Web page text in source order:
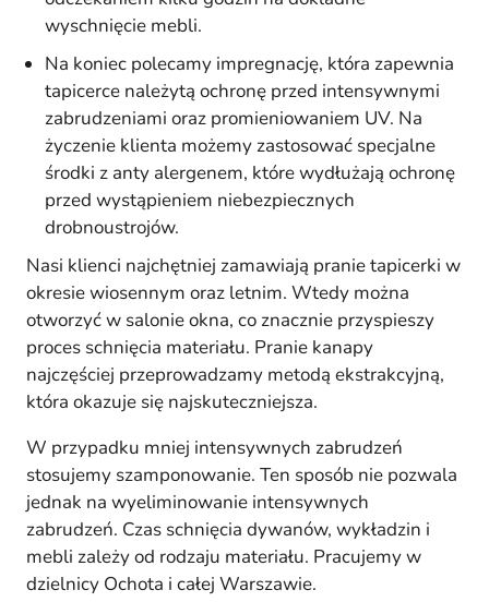
wyschnięcie mebli.
Na koniec polecamy impregnację, która zapewnia
tapicerce należytą ochronę przed intensywnymi
zabrudzeniami oraz promieniowaniem UV. Na
życzenie klienta możemy zastosować specjalne
środki z anty alergenem, które wydłużają ochronę
przed wystąpieniem niebezpiecznych
drobnoustrojów.
Nasi klienci najchętniej zamawiają pranie tapicerki w
okresie wiosennym oraz letnim. Wtedy można
otworzyć w salonie okna, co znacznie przyspieszy
proces schnięcia materiału. Pranie kanapy
najczęściej przeprowadzamy metodą ekstrakcyjną,
która okazuje się najskuteczniejsza.
W przypadku mniej intensywnych zabrudzeń
stosujemy szamponowanie. Ten sposób nie pozwala
jednak na wyeliminowanie intensywnych
zabrudzeń. Czas schnięcia dywanów, wykładzin i
mebli zależy od rodzaju materiału. Pracujemy w
dzielnicy Ochota i całej Warszawie.